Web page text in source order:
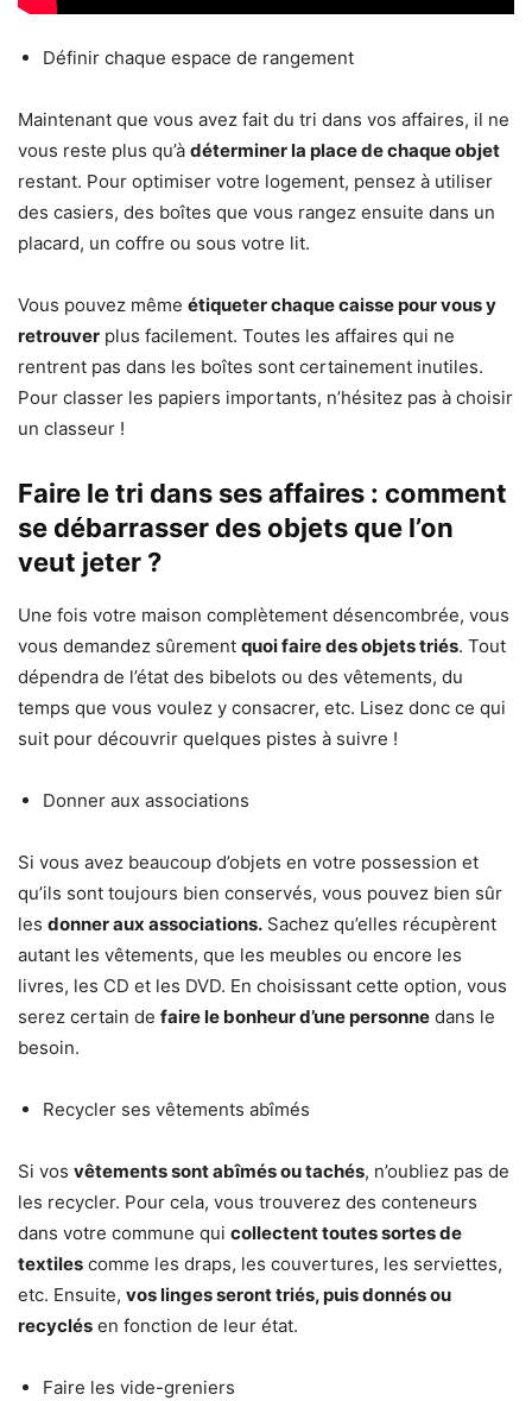
Définir chaque espace de rangement
Maintenant que vous avez fait du tri dans vos affaires, il ne
vous reste plus qu’à déterminer la place de chaque objet
restant. Pour optimiser votre logement, pensez à utiliser
des casiers, des boîtes que vous rangez ensuite dans un
placard, un coffre ou sous votre lit.
Vous pouvez même étiqueter chaque caisse pour vous y
retrouver plus facilement. Toutes les affaires qui ne
rentrent pas dans les boîtes sont certainement inutiles.
Pour classer les papiers importants, n’hésitez pas à choisir
un classeur !
Faire le tri dans ses affaires : comment
se débarrasser des objets que l’on
veut jeter ?
Une fois votre maison complètement désencombrée, vous
vous demandez sûrement quoi faire des objets triés. Tout
dépendra de l’état des bibelots ou des vêtements, du
temps que vous voulez y consacrer, etc. Lisez donc ce qui
suit pour découvrir quelques pistes à suivre !
Donner aux associations
Si vous avez beaucoup d’objets en votre possession et
qu’ils sont toujours bien conservés, vous pouvez bien sûr
les donner aux associations. Sachez qu’elles récupèrent
autant les vêtements, que les meubles ou encore les
livres, les CD et les DVD. En choisissant cette option, vous
serez certain de faire le bonheur d’une personne dans le
besoin.
Recycler ses vêtements abîmés
Si vos vêtements sont abîmés ou tachés, n’oubliez pas de
les recycler. Pour cela, vous trouverez des conteneurs
dans votre commune qui collectent toutes sortes de
textiles comme les draps, les couvertures, les serviettes,
etc. Ensuite, vos linges seront triés, puis donnés ou
recyclés en fonction de leur état.
Faire les vide-greniers